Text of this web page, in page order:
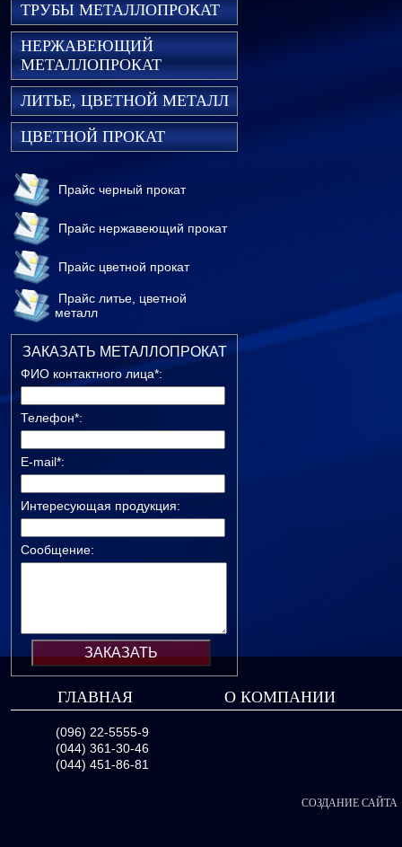
ТРУБЫ МЕТАЛЛОПРОКАТ
НЕРЖАВЕЮЩИЙ
МЕТАЛЛОПРОКАТ
ЛИТЬЕ, ЦВЕТНОЙ МЕТАЛЛ
ЦВЕТНОЙ ПРОКАТ
Прайс черный прокат
Прайс нержавеющий прокат
Прайс цветной прокат
Прайс литье, цветной
металл
ЗАКАЗАТЬ МЕТАЛЛОПРОКАТ
ФИО контактного лица*:
Телефон*:
E-mail*:
Интересующая продукция:
Сообщение:
ГЛАВНАЯ О КОМПАНИИ
(096) 22-5555-9
(044) 361-30-46
(044) 451-86-81
СОЗДАНИЕ САЙТА